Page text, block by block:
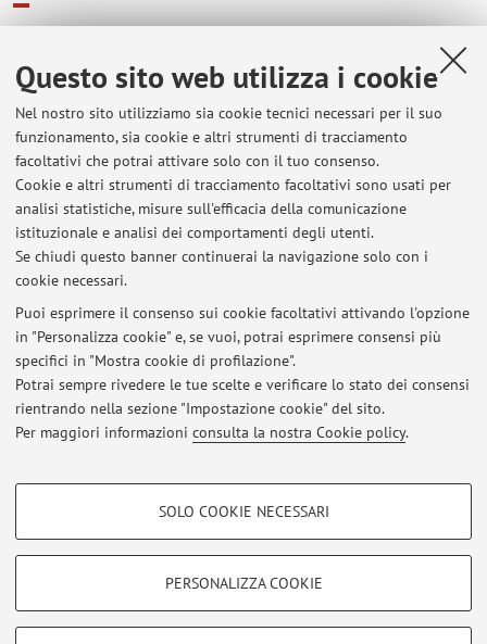
Questo sito web utilizza i cookie
Nel nostro sito utilizziamo sia cookie tecnici necessari per il suo
funzionamento, sia cookie e altri strumenti di tracciamento
facoltativi che potrai attivare solo con il tuo consenso.
Cookie e altri strumenti di tracciamento facoltativi sono usati per
analisi statistiche, misure sull'efficacia della comunicazione
istituzionale e analisi dei comportamenti degli utenti.
Se chiudi questo banner continuerai la navigazione solo con i
cookie necessari.
Puoi esprimere il consenso sui cookie facoltativi attivando l'opzione
in "Personalizza cookie" e, se vuoi, potrai esprimere consensi più
specifici in "Mostra cookie di profilazione".
Potrai sempre rivedere le tue scelte e verificare lo stato dei consensi
rientrando nella sezione "Impostazione cookie" del sito.
Per maggiori informazioni consulta la nostra Cookie policy.
COOKIE DI PROFILAZIONE - FACOLTATIVI
SOLO COOKIE NECESSARI
PERSONALIZZA COOKIE
Centre for Teaching and Learning
Via Zamboni 33, Bologna - Vai alla mappa
Dipartimento di Informatica - Scienza e Ingegneria
Mura Anteo Zamboni 7, Bologna -
Vai alla mappa
Ultimi avvisi
Al momento non sono presenti avvisi.
Area riservata
Accedi tramiteloginper gestire tutti i contenuti del sito.